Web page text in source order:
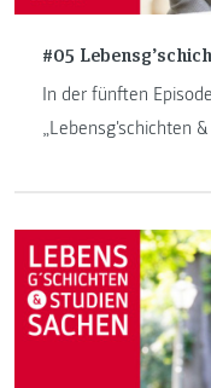
#05
In der fünften
„Lebensg'schichten & Studiensachen“ ist "Energie-,